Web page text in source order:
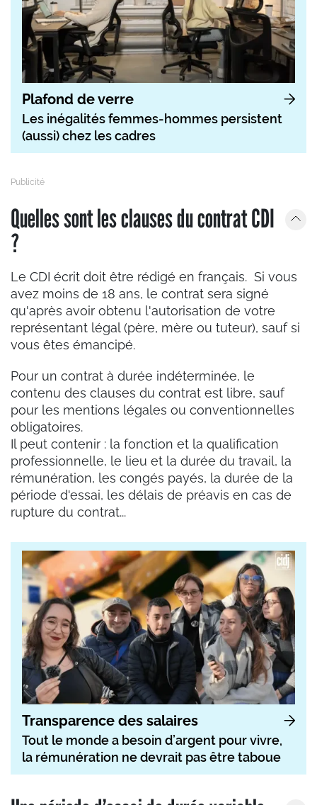
Plafond de verre
Les inégalités femmes-hommes persistent
(aussi) chez les cadres
Quelles sont les clauses du contrat CDI
?
Le CDI écrit doit être rédigé en français. Si vous
avez moins de 18 ans, le contrat sera signé
qu'après avoir obtenu l'autorisation de votre
représentant légal (père, mère ou tuteur), sauf si
vous êtes émancipé.
Pour un contrat à durée indéterminée, le
contenu des clauses du contrat est libre, sauf
pour les mentions légales ou conventionnelles
obligatoires.
Il peut contenir : la fonction et la qualification
professionnelle, le lieu et la durée du travail, la
rémunération, les congés payés, la durée de la
période d'essai, les délais de préavis en cas de
rupture du contrat...
Transparence des salaires
Tout le monde a besoin d’argent pour vivre,
la rémunération ne devrait pas être taboue